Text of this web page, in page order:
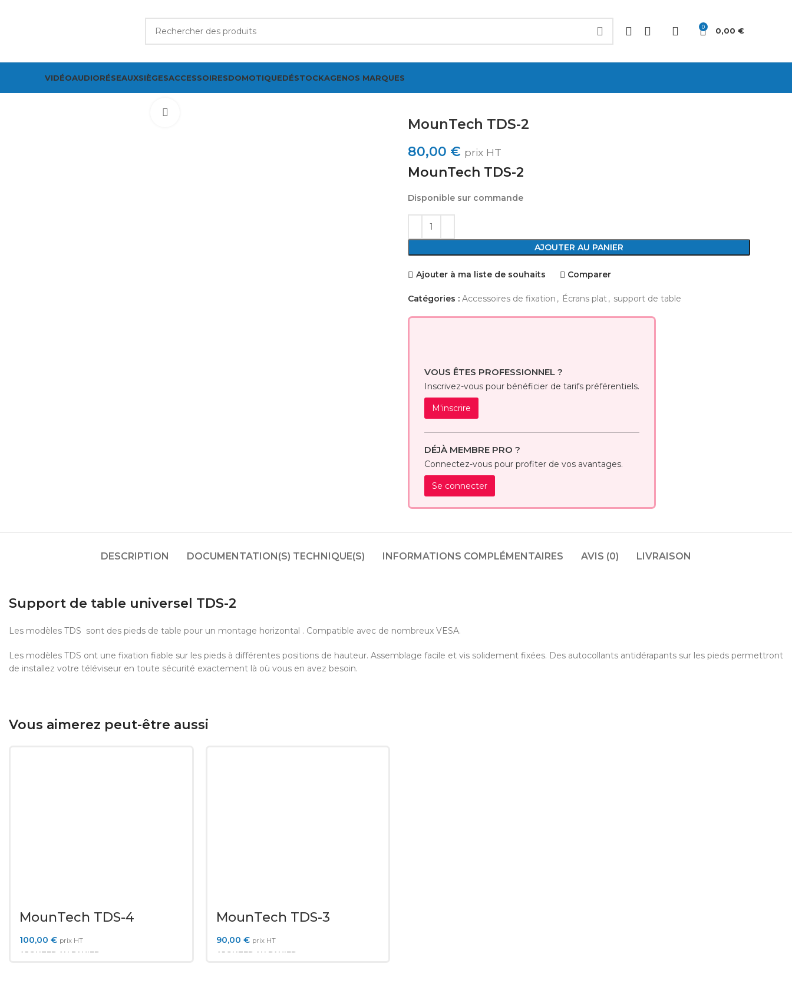
0 0,00 €
VIDÉOAUDIORÉSEAUXSIÈGESACCESSOIRESDOMOTIQUEDÉSTOCKAGENOS MARQUES
MounTech TDS-2
80,00 € prix HT
MounTech TDS-2
Disponible sur commande
AJOUTER AU PANIER
Ajouter à ma liste de souhaits Comparer
Catégories : Accessoires de fixation , Écrans plat, support de table
VOUS ÊTES PROFESSIONNEL ?
Inscrivez-vous pour bénéficier de tarifs préférentiels.
M'inscrire
DÉJÀ MEMBRE PRO ?
Connectez-vous pour profiter de vos avantages.
Se connecter
DESCRIPTION DOCUMENTATION(S) TECHNIQUE(S) INFORMATIONS COMPLÉMENTAIRES AVIS (0) LIVRAISON
Support de table universel TDS-2
Les modèles TDS sont des pieds de table pour un montage horizontal . Compatible avec de nombreux VESA.
Les modèles TDS ont une fixation fiable sur les pieds à différentes positions de hauteur. Assemblage facile et vis solidement fixées. Des autocollants antidérapants sur les pieds permettront
de installez votre téléviseur en toute sécurité exactement là où vous en avez besoin.
Vous aimerez peut-être aussi
MounTech TDS-4
100,00€ prix HT
AJOUTER AU PANIER
MounTech TDS-3
90,00 € prix HT
AJOUTER AU PANIER